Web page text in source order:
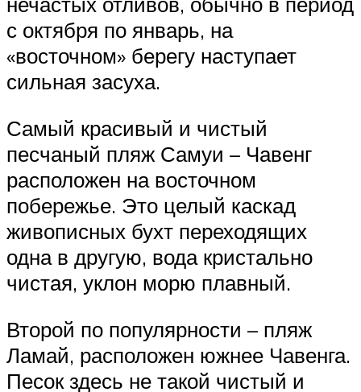
с октября по январь, на
«восточном» берегу наступает
сильная засуха.
Самый красивый и чистый
песчаный пляж Самуи – Чавенг
расположен на восточном
побережье. Это целый каскад
живописных бухт переходящих
одна в другую, вода кристально
чистая, уклон морю плавный.
Второй по популярности – пляж
Ламай, расположен южнее Чавенга.
Песок здесь не такой чистый и